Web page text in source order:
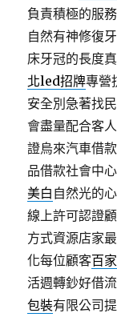
負責積極的服
自然有神修復
床牙冠的長度
北led招牌專營
安全別急著找
會盡量配合客
證烏來汽車借
品借款社會中
美白 自然光的
線上許可認證
方式資源店家
化每位顧客百
活週轉鈔好借
包裝有限公司